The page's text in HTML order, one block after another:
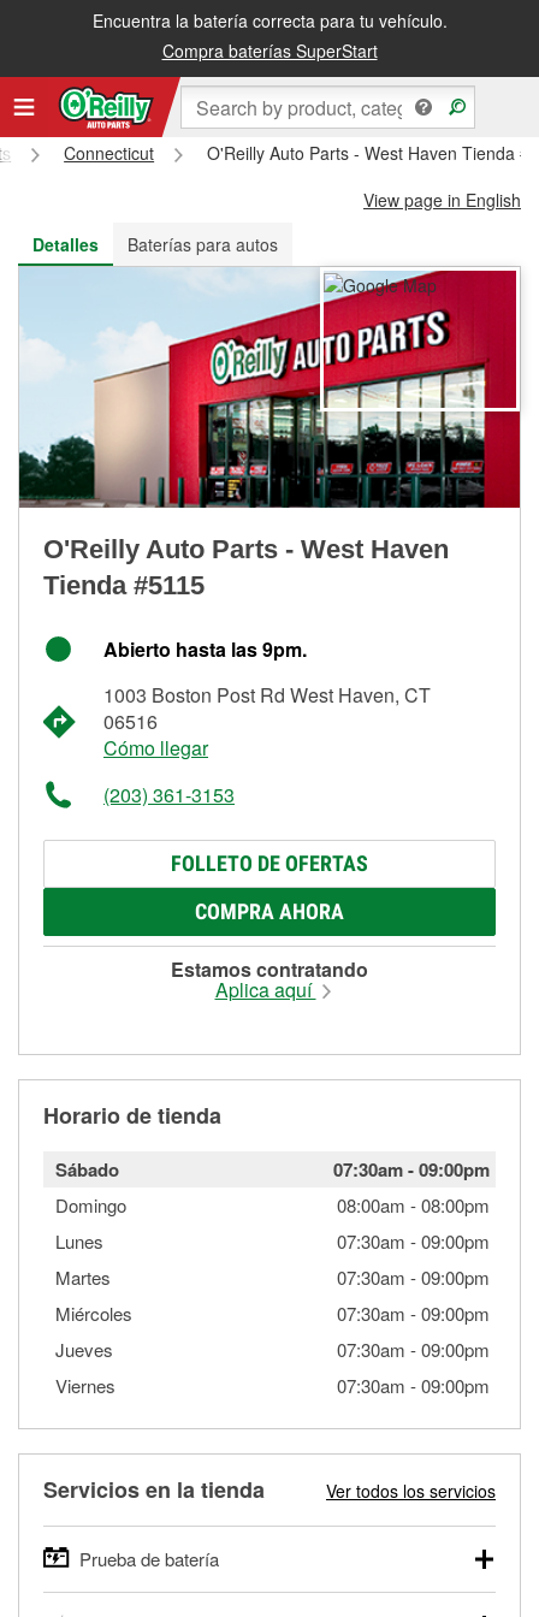
Encuentra la batería correcta para tu vehículo.
Compra baterías SuperStart
Recibe tu orden gratis al día siguiente o recógela en la tienda
Connecticut
O'Reilly Auto Parts - West Haven Tienda
View page in English
Detalles
Baterías para autos
O'Reilly Auto Parts - West Haven
Tienda #5115
Abierto hasta las 9pm.
1003 Boston Post Rd West Haven, CT
06516
Cómo llegar
(203) 361-3153
FOLLETO DE OFERTAS
COMPRA AHORA
Estamos contratando
Aplica aquí
Horario de tienda
Sábado 07:30am-09:00pm
Domingo 08:00am -08:00pm
Lunes
07:30am -09:00pm
Martes
07:30am -09:00pm
Miércoles
07:30am -09:00pm
Jueves
07:30am -09:00pm
Viernes
07:30am -09:00pm
Servicios en la tienda Ver todos los servicios
Prueba de batería